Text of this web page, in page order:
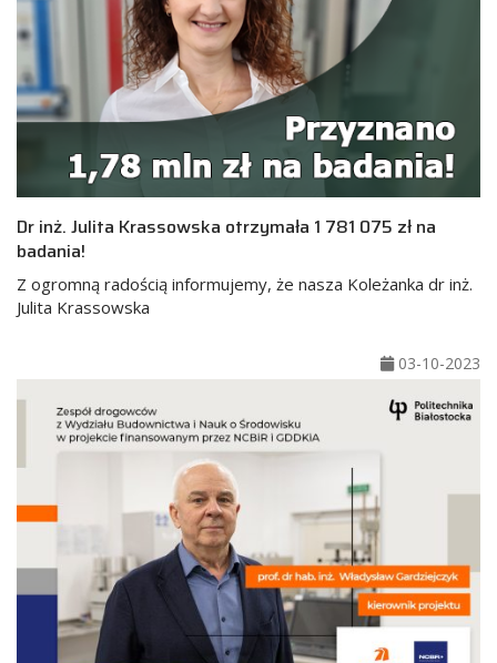
Dr inż. Julita Krassowska otrzymała 1 781 075 zł na
badania!
Z ogromną radością informujemy, że nasza Koleżanka dr inż.
Julita Krassowska
03-10-2023